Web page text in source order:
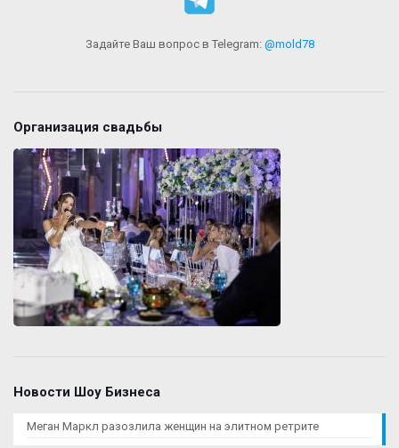
Задайте Ваш вопрос в Telegram: @mold78
Организация свадьбы
Новости Шоу Бизнеса
Меган Маркл разозлила женщин на элитном ретрите